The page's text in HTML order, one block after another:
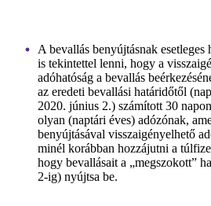
A bevallás benyújtásnak esetleges
is tekintettel lenni, hogy a
adóhatóság a bevallás
az eredeti bevallási határidőtől
2020. június 2.) számított 30
olyan (naptári éves) adózónak,
benyújtásával visszaigényelhető
minél korábban hozzájutni a
hogy bevallásait a „megszokott”
2-ig) nyújtsa be.